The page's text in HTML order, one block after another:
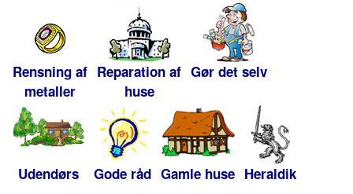
Rensning af
metaller
Reparation af
huse
Gør det selv
Udendørs Gode råd Gamle huse Heraldik